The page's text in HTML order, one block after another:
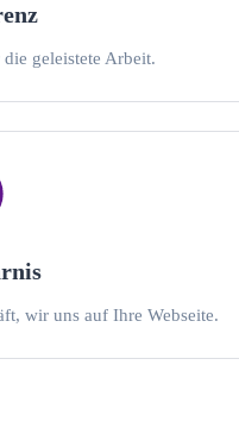
geleistete Arbeit.
wir uns auf Ihre Webseite.